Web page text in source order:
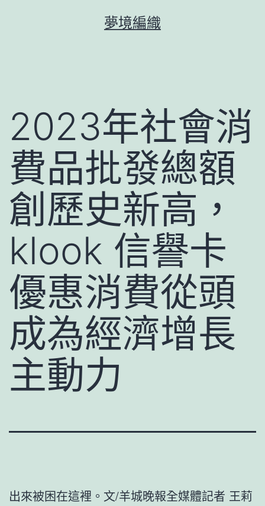
夢境編織
2023年社會消
費品批發總額
創歷史新高，
klook 信譽卡
優惠消費從頭
成為經濟增長
主動力
出來被困在這裡。文/羊城晚報全媒體記者 王莉